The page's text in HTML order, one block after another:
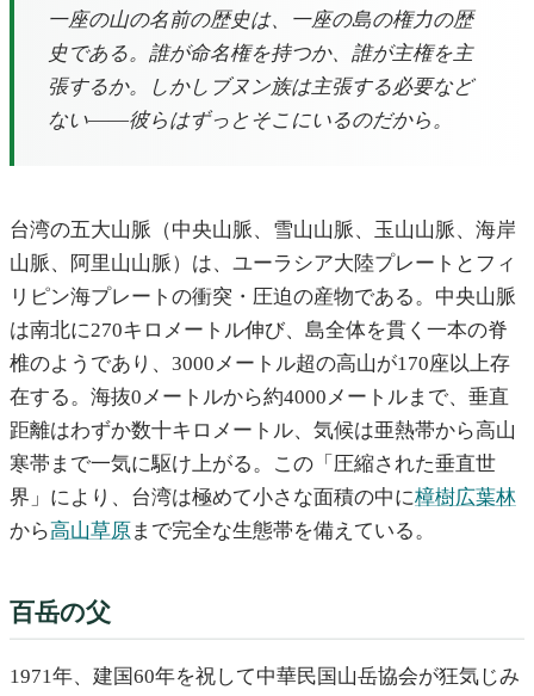
一座の山の名前の歴史は、一座の島の権力の歴
史である。誰が命名権を持つか、誰が主権を主
張するか。しかしブヌン族は主張する必要など
ない――彼らはずっとそこにいるのだから。
台湾の五大山脈（中央山脈、雪山山脈、玉山山脈、海岸
山脈、阿里山山脈）は、ユーラシア大陸プレートとフィ
リピン海プレートの衝突・圧迫の産物である。中央山脈
は南北に270キロメートル伸び、島全体を貫く一本の脊
椎のようであり、3000メートル超の高山が170座以上存
在する。海抜0メートルから約4000メートルまで、垂直
距離はわずか数十キロメートル、気候は亜熱帯から高山
寒帯まで一気に駆け上がる。この「圧縮された垂直世
界」により、台湾は極めて小さな面積の中に樟樹広葉林
から高山草原 まで完全な生態帯を備えている。
百岳の父
1971年、建国60年を祝して中華民国山岳協会が狂気じみ